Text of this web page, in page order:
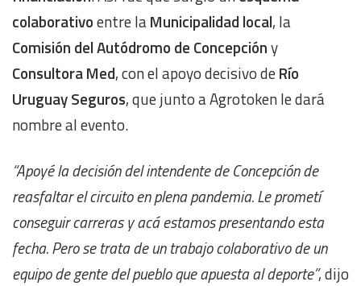
colaborativoentre laMunicipalidad local, la
Comisión del Autódromo de Concepcióny
Consultora Med, con el apoyo decisivo deRío
Uruguay Seguros, que junto a Agrotoken le dará
nombre al evento.
“Apoyé la decisión del intendente de Concepción de
reasfaltar el circuito en plena pandemia. Le prometí
conseguir carreras y acá estamos presentando esta
fecha. Pero se trata de un trabajo colaborativo de un
equipo de gente del pueblo que apuesta al deporte”, dijo